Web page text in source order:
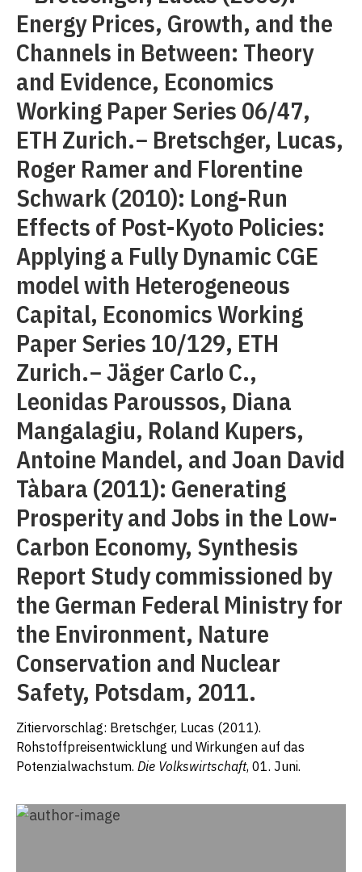
Energy Prices, Growth, and the
Channels in Between: Theory
and Evidence, Economics
Working Paper Series 06/47,
ETH Zurich.− Bretschger, Lucas,
Roger Ramer and Florentine
Schwark (2010): Long-Run
Effects of Post-Kyoto Policies:
Applying a Fully Dynamic CGE
model with Heterogeneous
Capital, Economics Working
Paper Series 10/129, ETH
Zurich.− Jäger Carlo C.,
Leonidas Paroussos, Diana
Mangalagiu, Roland Kupers,
Antoine Mandel, and Joan David
Tàbara (2011): Generating
Prosperity and Jobs in the Low-
Carbon Economy, Synthesis
Report Study commissioned by
the German Federal Ministry for
the Environment, Nature
Conservation and Nuclear
Safety, Potsdam, 2011.
Zitiervorschlag: Bretschger, Lucas (2011).
Rohstoffpreisentwicklung und Wirkungen auf das
Potenzialwachstum. Die Volkswirtschaft, 01. Juni.